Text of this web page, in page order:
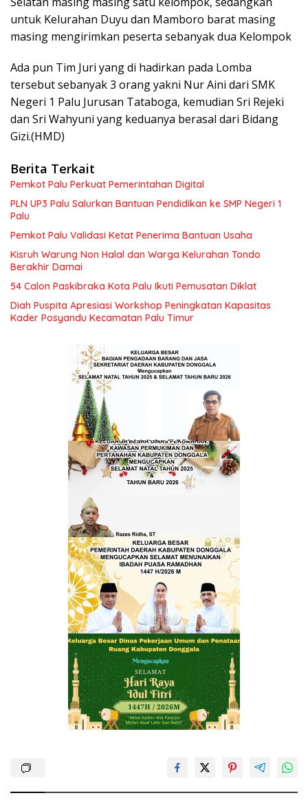
untuk Kelurahan Duyu dan Mamboro barat masing
masing mengirimkan peserta sebanyak dua Kelompok
Ada pun Tim Juri yang di hadirkan pada Lomba
tersebut sebanyak 3 orang yakni Nur Aini dari SMK
Negeri 1 Palu Jurusan Tataboga, kemudian Sri Rejeki
dan Sri Wahyuni yang keduanya berasal dari Bidang
Gizi.(HMD)
Berita Terkait
Pemkot Palu Perkuat Pemerintahan Digital
PLN UP3 Palu Salurkan Bantuan Pendidikan ke SMP Negeri 1
Palu
Pemkot Palu Validasi Ketat Penerima Bantuan Usaha
Kisruh Warung Non Halal dan Warga Kelurahan Tondo
Berakhir Damai
54 Calon Paskibraka Kota Palu Ikuti Pemusatan Diklat
Diah Puspita Apresiasi Workshop Peningkatan Kapasitas
Kader Posyandu Kecamatan Palu Timur